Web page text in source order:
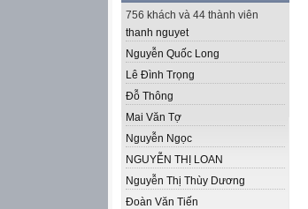
756 khách và 44 thành viên
thanh nguyet
Nguyễn Quốc Long
Lê Đình Trọng
Đỗ Thông
Mai Văn Tợ
Nguyễn Ngọc
NGUYỄN THỊ LOAN
Nguyễn Thị Thùy Dương
Đoàn Văn Tiến